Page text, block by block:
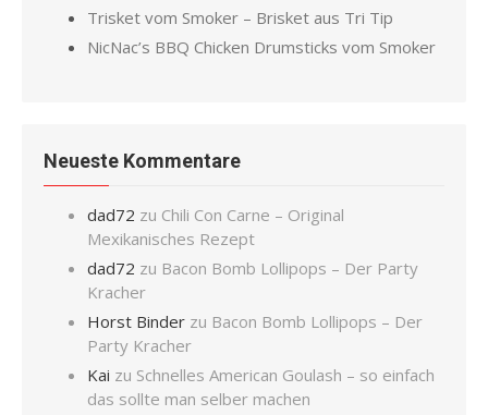
Trisket vom Smoker – Brisket aus Tri Tip
NicNac’s BBQ Chicken Drumsticks vom Smoker
Neueste Kommentare
dad72 zu Chili Con Carne – Original
Mexikanisches Rezept
dad72 zu Bacon Bomb Lollipops – Der Party
Kracher
Horst Binder zu Bacon Bomb Lollipops – Der
Party Kracher
Kai zu Schnelles American Goulash – so einfach
das sollte man selber machen